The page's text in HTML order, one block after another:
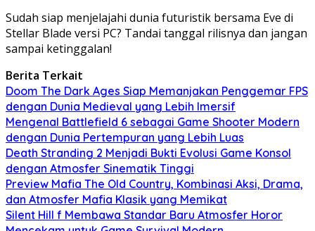
Sudah siap menjelajahi dunia futuristik bersama Eve di
Stellar Blade versi PC? Tandai tanggal rilisnya dan jangan
sampai ketinggalan!
Berita Terkait
Doom The Dark Ages Siap Memanjakan Penggemar FPS
dengan Dunia Medieval yang Lebih Imersif
Mengenal Battlefield 6 sebagai Game Shooter Modern
dengan Dunia Pertempuran yang Lebih Luas
Death Stranding 2 Menjadi Bukti Evolusi Game Konsol
dengan Atmosfer Sinematik Tinggi
Preview Mafia The Old Country, Kombinasi Aksi, Drama,
dan Atmosfer Mafia Klasik yang Memikat
Silent Hill f Membawa Standar Baru Atmosfer Horor